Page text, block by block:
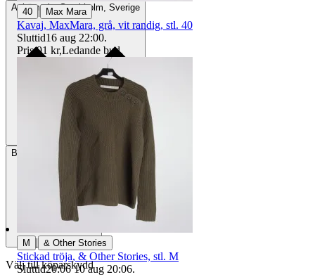
AvhämtningStockholm, Sverige
Betalning Via Tradera
Välj till köparskydd
40 | Max Mara
Kavaj, MaxMara, grå, vit randig, stl. 40
Sluttid16 aug 22:00.
Pris:91 kr,Ledande bud.
M | & Other Stories
Stickad tröja, & Other Stories, stl. M
Sluttid20:06 10 aug 20:06.